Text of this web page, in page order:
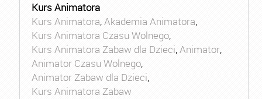
Kurs Animatora
Kurs Animatora,Akademia Animatora,
Kurs Animatora Czasu Wolnego,
Kurs Animatora Zabaw dla Dzieci,Animator,
Animator Czasu Wolnego,
Animator Zabaw dla Dzieci,
Kurs Animatora Zabaw